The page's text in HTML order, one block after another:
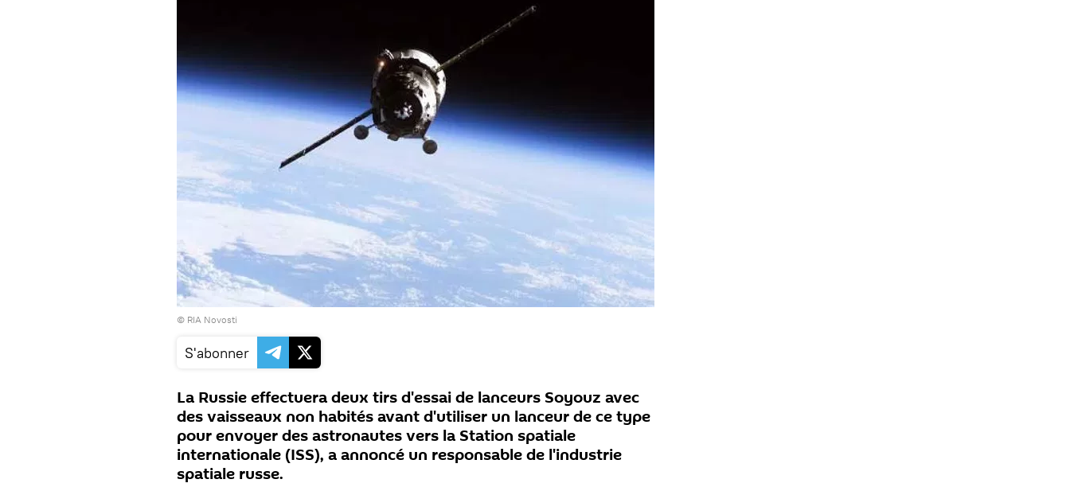
© RIA Novosti
S'abonner
La Russie effectuera deux tirs d'essai de lanceurs Soyouz avec
des vaisseaux non habités avant d'utiliser un lanceur de ce type
pour envoyer des astronautes vers la Station spatiale
internationale (ISS), a annoncé un responsable de l'industrie
spatiale russe.